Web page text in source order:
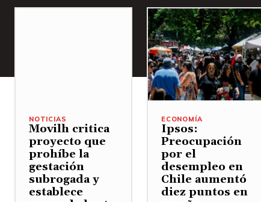
NOTICIAS
Movilh critica
proyecto que
prohíbe la
gestación
subrogada y
establece
ECONOMÍA
Ipsos:
Preocupación
por el
desempleo en
Chile aumentó
diez puntos en